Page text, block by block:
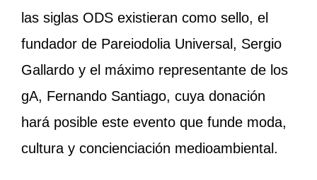
las siglas ODS existieran como sello, el
fundador de Pareiodolia Universal, Sergio
Gallardo y el máximo representante de los
gA, Fernando Santiago, cuya donación
hará posible este evento que funde moda,
cultura y concienciación medioambiental.